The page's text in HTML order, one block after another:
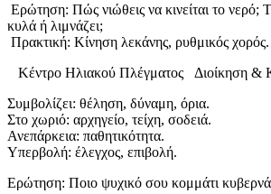
Ερώτηση: Πώς νιώθεις να κινείται το νερό;
κυλά ή λιμνάζει;
Πρακτική: Κίνηση λεκάνης, ρυθμικός χορός.
Κέντρο Ηλιακού Πλέγματος Διοίκηση &
Συμβολίζει: θέληση, δύναμη, όρια.
Στο χωριό: αρχηγείο, τείχη, σοδειά.
Ανεπάρκεια: παθητικότητα.
Υπερβολή: έλεγχος, επιβολή.
Ερώτηση: Ποιο ψυχικό σου κομμάτι